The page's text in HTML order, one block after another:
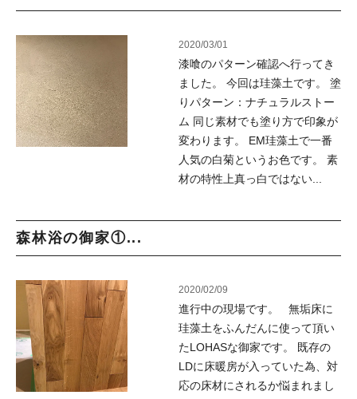
2020/03/01
漆喰のパターン確認へ行ってき
ました。 今回は珪藻土です。 塗
りパターン：ナチュラルストー
ム 同じ素材でも塗り方で印象が
変わります。 EM珪藻土で一番
人気の白菊というお色です。 素
材の特性上真っ白ではない...
森林浴の御家①...
2020/02/09
進行中の現場です。 無垢床に
珪藻土をふんだんに使って頂い
たLOHASな御家です。 既存の
LDに床暖房が入っていた為、対
応の床材にされるか悩まれまし